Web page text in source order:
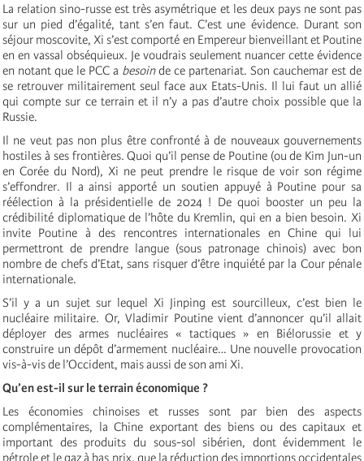
La relation sino-russe est très asymétrique et les deux pays ne sont pas
sur un pied d’égalité, tant s’en faut. C’est une évidence. Durant son
séjour moscovite, Xi s’est comporté en Empereur bienveillant et Poutine
en en vassal obséquieux. Je voudrais seulement nuancer cette évidence
en notant que le PCC a besoinde ce partenariat. Son cauchemar est de
se retrouver militairement seul face aux Etats-Unis. Il lui faut un allié
qui compte sur ce terrain et il n’y a pas d’autre choix possible que la
Russie.
Il ne veut pas non plus être confronté à de nouveaux gouvernements
hostiles à ses frontières. Quoi qu’il pense de Poutine (ou de Kim Jun-un
en Corée du Nord), Xi ne peut prendre le risque de voir son régime
s’effondrer. Il a ainsi apporté un soutien appuyé à Poutine pour sa
réélection à la présidentielle de 2024 ! De quoi booster un peu la
crédibilité diplomatique de l’hôte du Kremlin, qui en a bien besoin. Xi
invite Poutine à des rencontres internationales en Chine qui lui
permettront de prendre langue (sous patronage chinois) avec bon
nombre de chefs d’Etat, sans risquer d’être inquiété par la Cour pénale
internationale.
S’il y a un sujet sur lequel Xi Jinping est sourcilleux, c’est bien le
nucléaire militaire. Or, Vladimir Poutine vient d’annoncer qu’il allait
déployer des armes nucléaires « tactiques » en Biélorussie et y
construire un dépôt d’armement nucléaire… Une nouvelle provocation
vis-à-vis de l’Occident, mais aussi de son ami Xi.
Qu’en est-il sur le terrain économique ?
Les économies chinoises et russes sont par bien des aspects
complémentaires, la Chine exportant des biens ou des capitaux et
important des produits du sous-sol sibérien, dont évidemment le
pétrole et le gaz à bas prix, que la réduction des importions occidentales